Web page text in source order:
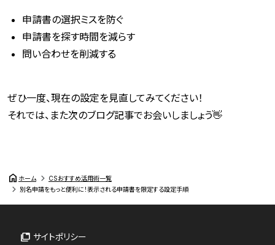
申請書の選択ミスを防ぐ
申請書を探す時間を減らす
問い合わせを削減する
ぜひ一度、現在の設定を見直してみてください！
それでは、また次のブログ記事でお会いしましょう👋
home ホーム
CSおすすめ活用術一覧
別名申請をもっと便利に！表示される申請書を限定する設定手順
サイトポリシー